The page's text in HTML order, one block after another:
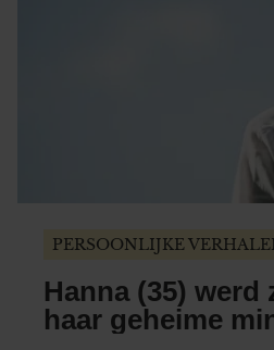
PERSOONLIJKE
Hanna (35) werd
haar geheime